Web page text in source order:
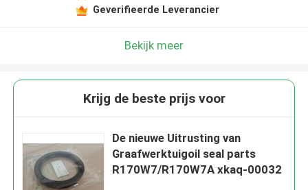
Geverifieerde Leverancier
Bekijk meer
Krijg de beste prijs voor
De nieuwe Uitrusting van
Graafwerktuigoil seal parts
R170W7/R170W7A xkaq-00032